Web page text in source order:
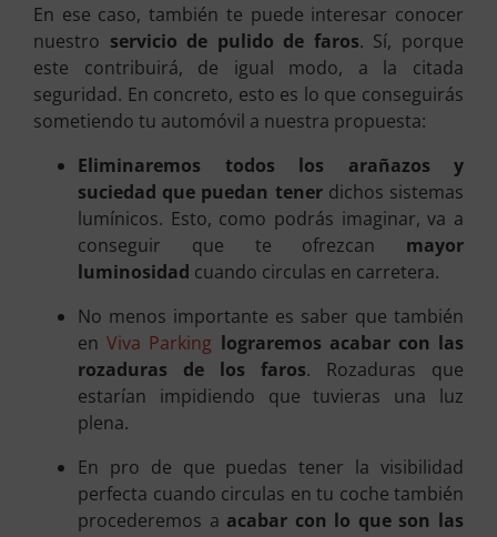
En ese caso, también te puede interesar conocer
nuestro servicio de pulido de faros. Sí, porque
este contribuirá, de igual modo, a la citada
seguridad. En concreto, esto es lo que conseguirás
sometiendo tu automóvil a nuestra propuesta:
Eliminaremos todos los arañazos y
suciedad que puedan tenerdichos sistemas
lumínicos. Esto, como podrás imaginar, va a
conseguir que te ofrezcan mayor
luminosidad cuando circulas en carretera.
No menos importante es saber que también
enViva Parking lograremos acabar con las
rozaduras de los faros. Rozaduras que
estarían impidiendo que tuvieras una luz
plena.
En pro de que puedas tener la visibilidad
perfecta cuando circulas en tu coche también
procederemos a acabar con lo que son las